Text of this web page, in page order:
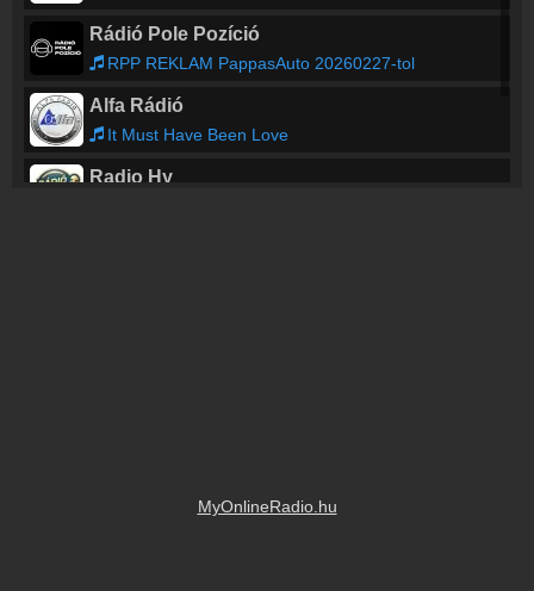
Rádió Pole Pozíció
RPP REKLAM PappasAuto 20260227-tol
Alfa Rádió
It Must Have Been Love
Radio Hy
MyOnlineRadio.hu